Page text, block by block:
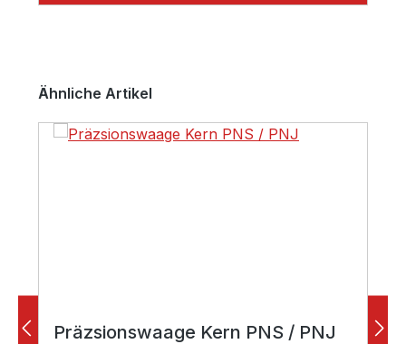
Produktgalerie überspringen
Ähnliche Artikel
Präzsionswaage Kern PNS / PNJ